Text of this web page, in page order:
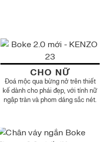
CHO NỮ
Đoá mộc qua bừng nở trên thiết
kế dành cho phái đẹp, với tính nữ
ngập tràn và phom dáng sắc nét.